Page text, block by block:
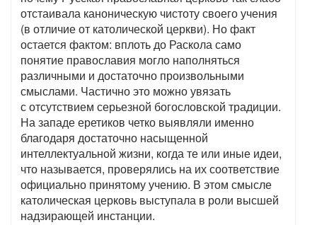
отстаивала каноническую чистоту своего учения
(в отличие от католической церкви). Но факт
остается фактом: вплоть до Раскола само
понятие православия могло наполняться
различными и достаточно произвольными
смыслами. Частично это можно увязать
с отсутствием серьезной богословской традиции.
На западе еретиков четко выявляли именно
благодаря достаточно насыщенной
интеллектуальной жизни, когда те или иные идеи,
что называется, проверялись на их соответствие
официально принятому учению. В этом смысле
католическая церковь выступала в роли высшей
надзирающей инстанции.